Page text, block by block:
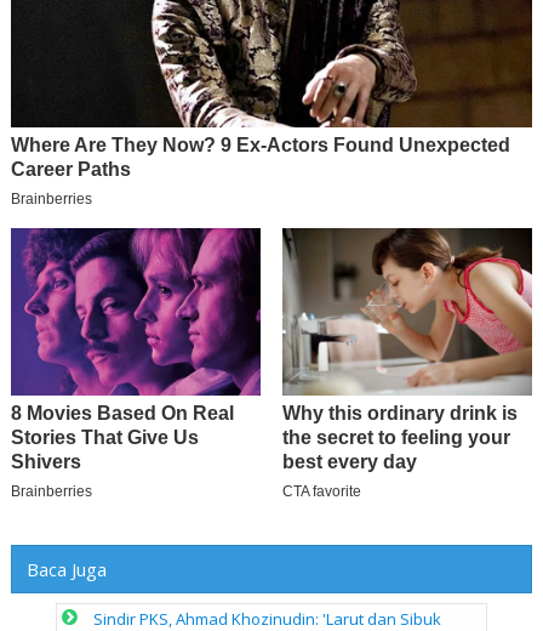
Baca Juga
Sindir PKS, Ahmad Khozinudin: 'Larut dan Sibuk